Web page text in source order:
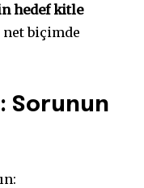
hedef kitle
biçimde
Sorunun